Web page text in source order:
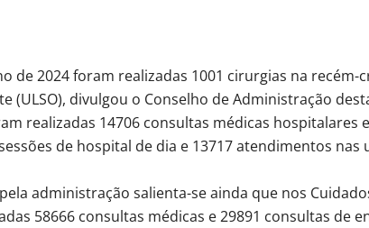
de 2024 foram realizadas 1001 cirurgias na recém-
(ULSO), divulgou o Conselho de Administração
realizadas 14706 consultas médicas hospitalares
de hospital de dia e 13717 atendimentos nas
administração salienta-se ainda que nos
58666 consultas médicas e 29891 consultas de